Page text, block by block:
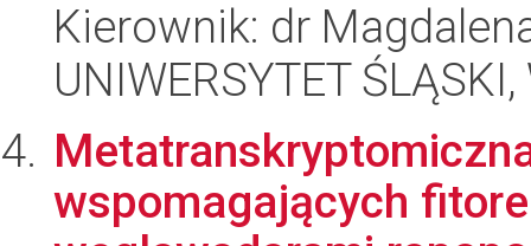
Kierownik: dr
UNIWERSYTET
wspomagających